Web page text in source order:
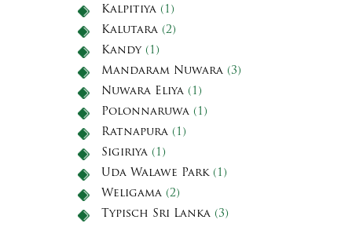
Kalpitiya (1)
Kalutara (2)
Kandy(1)
Mandaram Nuwara (3)
Nuwara Eliya (1)
Polonnaruwa (1)
Ratnapura (1)
Sigiriya (1)
Uda Walawe Park(1)
Weligama (2)
Typisch Sri Lanka (3)